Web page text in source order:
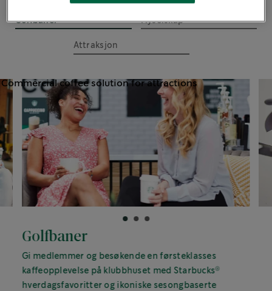
Golfbaner Flyselskap
Attraksjon
Golfbaner
Gi medlemmer og besøkende en førsteklasses
kaffeopplevelse på klubbhuset med Starbucks®
hverdagsfavoritter og ikoniske sesongbaserte